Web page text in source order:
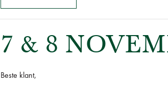
7 & 8
Beste klant,